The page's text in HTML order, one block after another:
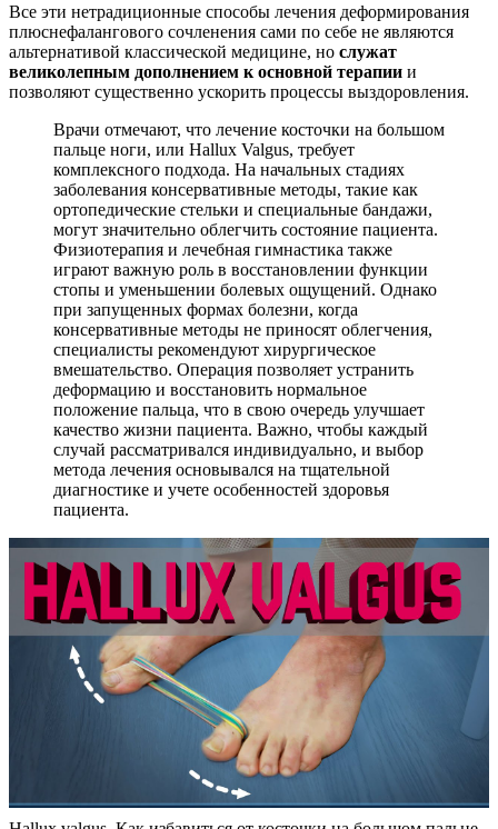
Все эти нетрадиционные способы лечения деформирования
плюснефалангового сочленения сами по себе не являются
альтернативой классической медицине, но служат
великолепным дополнением к основной терапии и
позволяют существенно ускорить процессы выздоровления.
Врачи отмечают, что лечение косточки на большом
пальце ноги, или Hallux Valgus, требует
комплексного подхода. На начальных стадиях
заболевания консервативные методы, такие как
ортопедические стельки и специальные бандажи,
могут значительно облегчить состояние пациента.
Физиотерапия и лечебная гимнастика также
играют важную роль в восстановлении функции
стопы и уменьшении болевых ощущений. Однако
при запущенных формах болезни, когда
консервативные методы не приносят облегчения,
специалисты рекомендуют хирургическое
вмешательство. Операция позволяет устранить
деформацию и восстановить нормальное
положение пальца, что в свою очередь улучшает
качество жизни пациента. Важно, чтобы каждый
случай рассматривался индивидуально, и выбор
метода лечения основывался на тщательной
диагностике и учете особенностей здоровья
пациента.